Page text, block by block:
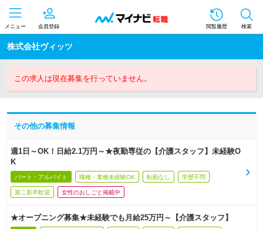
メニュー 会員登録 閲覧履歴 検索
株式会社ヴィッツ
この求人は現在募集を行っていません。
その他の募集情報
週1日～OK！日給2.1万円～★夜勤専従の【介護スタッフ】未経験O
K
パート・アルバイト 職種・業種未経験OK 転勤なし 学歴不問
第二新卒歓迎 女性のおしごと掲載中
★オープニング募集★未経験でも月給25万円～【介護スタッフ】